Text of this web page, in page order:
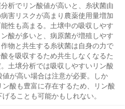
析でリン酸値が高いと、糸状菌由
害リスクが高まり農薬使用量増加
性も高まる。土壌中の吸収しやす
酸が多いと、病原菌が増殖しやす
作物と共生する糸状菌は自身の力で
酸を吸収するため共生しなくなるた
土壌分析では吸収しやすいリン酸
が高い場合は注意が必要。しか
酸も豊富に存在するため、リン酸
ることも可能かもしれない。